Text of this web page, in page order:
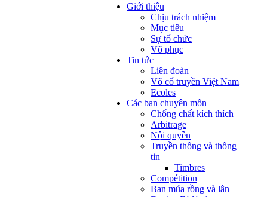
Giới thiệu
Chịu trách nhiệm
Mục tiêu
Sự tổ chức
Võ phục
Tin tức
Liên đoàn
Võ cổ truyền Việt Nam
Ecoles
Các ban chuyên môn
Chống chất kích thích
Arbitrage
Nội quyền
Truyền thông và thông
tin
Timbres
Compétition
Ban múa rồng và lân